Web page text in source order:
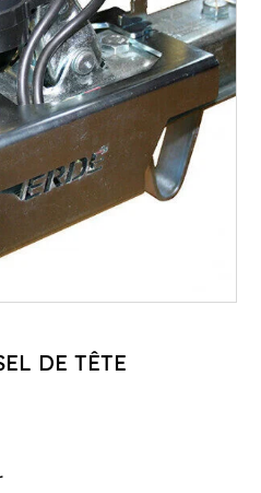
DE TÊTE